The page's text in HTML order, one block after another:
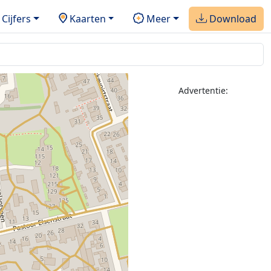
Cijfers Kaarten Meer Download
Advertentie: